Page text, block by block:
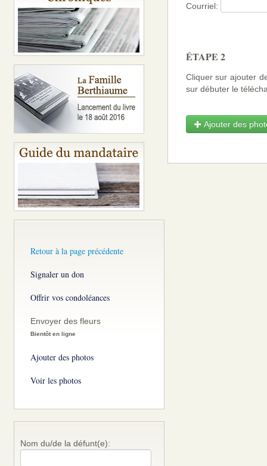
Retour à la page précédente
Signaler un don
Offrir vos condoléances
Envoyer des fleurs
Bientôt en ligne
Ajouter des photos
Voir les photos
Nom du/de la défunt(e):
Courriel:
ÉTAPE 2
Cliquer sur ajouter
sur débuter le
Ajouter des